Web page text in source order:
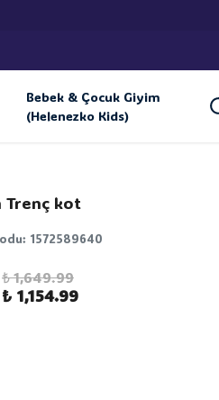
Bebek & Çocuk Giyim
(Helenezko Kids)
Trenç kot
: 1572589640
₺ 1,649.99
₺ 1,154.99